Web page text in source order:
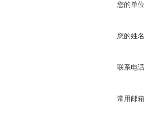
您的单位
您的姓名
联系电话
常用邮箱